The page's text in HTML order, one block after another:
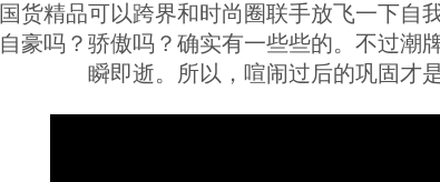
国货精品可以跨界和时尚圈联手放飞一下自
自豪吗？骄傲吗？确实有一些些的。不过潮
瞬即逝。所以，喧闹过后的巩固才